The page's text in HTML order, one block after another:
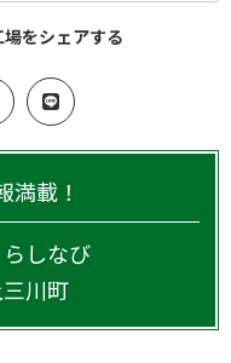
をシェアする
満載！
しなび
川町